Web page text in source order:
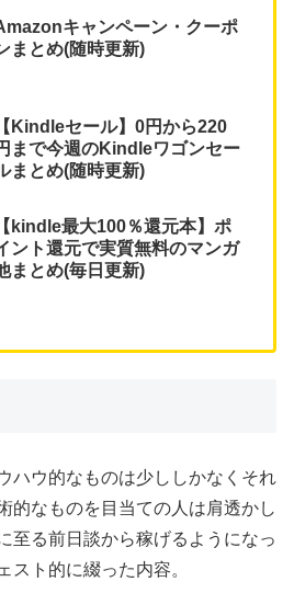
キャンペーン・クーポ
まとめ(随時更新)
【Kindleセール】0円から220
まで今週のKindleワゴンセー
まとめ(随時更新)
【kindle最大100％還元本】ポ
ント還元で実質無料のマンガ
まとめ(毎日更新)
ハウ的なものは少ししかなくそれ
的なものを目当ての人は肩透かし
至る前日談から稼げるようになっ
スト的に綴った内容。